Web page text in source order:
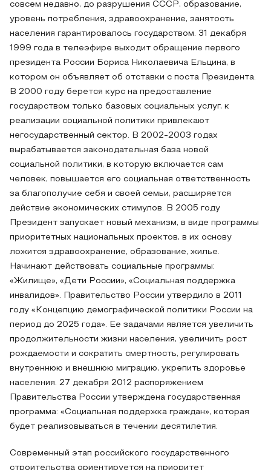
совсем недавно, до разрушения СССР, образование,
уровень потребления, здравоохранение, занятость
населения гарантировалось государством. 31 декабря
1999 года в телеэфире выходит обращение первого
президента России Бориса Николаевича Ельцина, в
котором он объявляет об отставки с поста Президента.
В 2000 году берется курс на предоставление
государством только базовых социальных услуг, к
реализации социальной политики привлекают
негосударственный сектор. В 2002-2003 годах
вырабатывается законодательная база новой
социальной политики, в которую включается сам
человек, повышается его социальная ответственность
за благополучие себя и своей семьи, расширяется
действие экономических стимулов. В 2005 году
Президент запускает новый механизм, в виде программы
приоритетных национальных проектов, в их основу
ложится здравоохранение, образование, жилье.
Начинают действовать социальные программы:
«Жилище», «Дети России», «Социальная поддержка
инвалидов». Правительство России утвердило в 2011
году «Концепцию демографической политики России на
период до 2025 года». Ее задачами является увеличить
продолжительности жизни населения, увеличить рост
рождаемости и сократить смертность, регулировать
внутреннюю и внешнюю миграцию, укрепить здоровье
населения. 27 декабря 2012 распоряжением
Правительства России утверждена государственная
программа: «Социальная поддержка граждан», которая
будет реализовываться в течении десятилетия.
Современный этап российского государственного
строительства ориентируется на приоритет